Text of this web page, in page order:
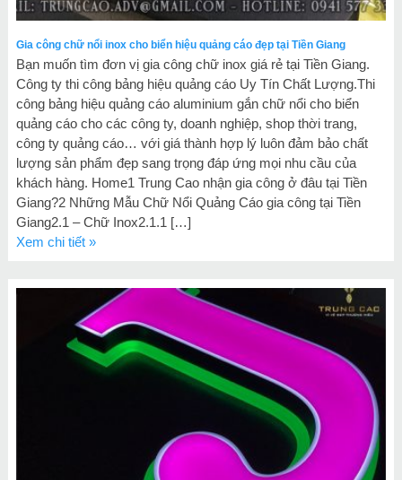
Gia công chữ nổi inox cho biển hiệu quảng cáo đẹp tại Tiền Giang
Bạn muốn tìm đơn vị gia công chữ inox giá rẻ tại Tiền Giang.
Công ty thi công bảng hiệu quảng cáo Uy Tín Chất Lượng.Thi
công bảng hiệu quảng cáo aluminium gắn chữ nổi cho biển
quảng cáo cho các công ty, doanh nghiệp, shop thời trang,
công ty quảng cáo… với giá thành hợp lý luôn đảm bảo chất
lượng sản phẩm đẹp sang trọng đáp ứng mọi nhu cầu của
khách hàng. Home1 Trung Cao nhận gia công ở đâu tại Tiền
Giang?2 Những Mẫu Chữ Nổi Quảng Cáo gia công tại Tiền
Giang2.1 – Chữ Inox2.1.1 […]
Xem chi tiết »